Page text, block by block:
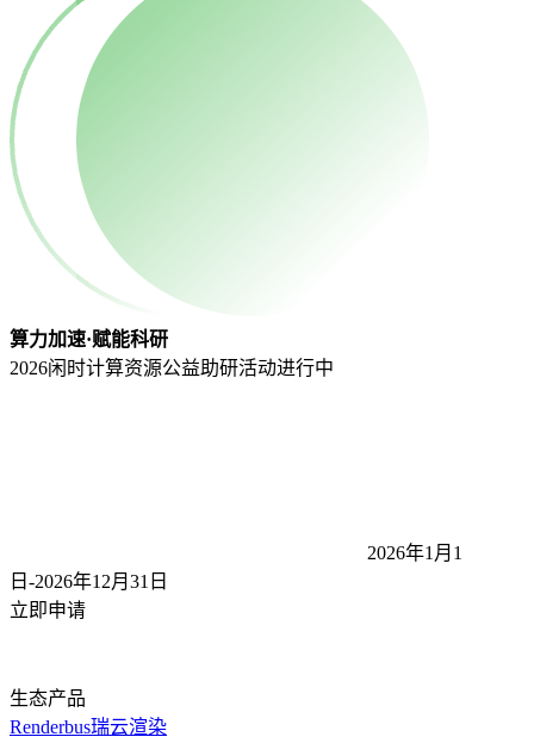
算力加速·赋能科研
2026闲时计算资源公益助研活动进行中
2026年1月1
日-2026年12月31 日
立即申请
生态产品
Renderbus瑞云渲染